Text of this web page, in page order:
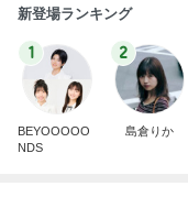
新登場ランキング
1
BEYOOOOO
NDS
2
島倉りか